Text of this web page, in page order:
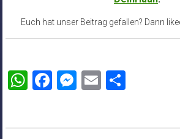
Euch hat unser Beitrag gefallen? Dann
WhatsApp
Facebook
Messenger
EmailTeilen